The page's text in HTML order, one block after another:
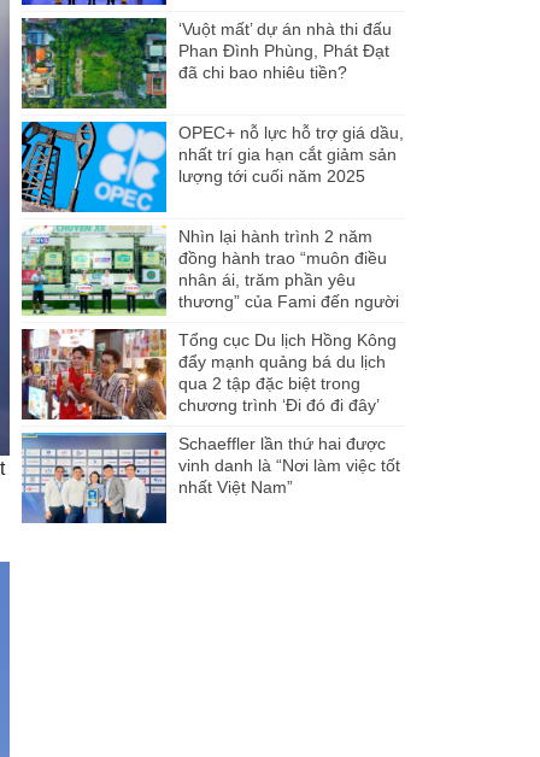
‘Vuột mất’ dự án nhà thi đấu
Phan Đình Phùng, Phát Đạt
đã chi bao nhiêu tiền?
OPEC+ nỗ lực hỗ trợ giá dầu,
nhất trí gia hạn cắt giảm sản
lượng tới cuối năm 2025
Nhìn lại hành trình 2 năm
đồng hành trao “muôn điều
nhân ái, trăm phần yêu
thương” của Fami đến người
Tổng cục Du lịch Hồng Kông
đẩy mạnh quảng bá du lịch
qua 2 tập đặc biệt trong
chương trình ‘Đi đó đi đây’
Schaeffler lần thứ hai được
vinh danh là “Nơi làm việc tốt
nhất Việt Nam”